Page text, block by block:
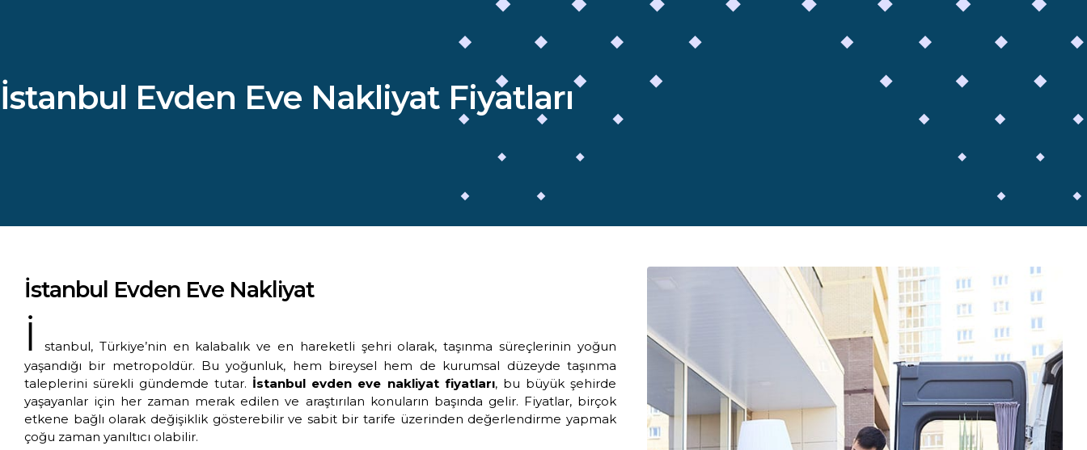
İstanbul Evden Eve Nakliyat Fiyatları
İstanbul Evden Eve Nakliyat
İ
stanbul, Türkiye’nin en kalabalık ve en hareketli şehri olarak, taşınma süreçlerinin yoğun
yaşandığı bir metropoldür. Bu yoğunluk, hem bireysel hem de kurumsal düzeyde taşınma
taleplerini sürekli gündemde tutar. İstanbul evden eve nakliyat fiyatları, bu büyük şehirde
yaşayanlar için her zaman merak edilen ve araştırılan konuların başında gelir. Fiyatlar, birçok
etkene bağlı olarak değişiklik gösterebilir ve sabit bir tarife üzerinden değerlendirme yapmak
çoğu zaman yanıltıcı olabilir.